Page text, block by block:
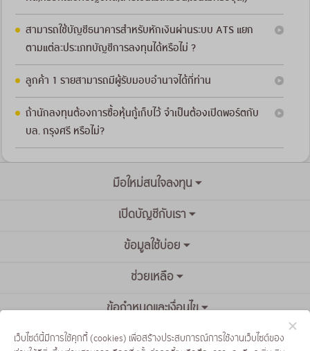
สามารถใช้บัญชีธนาคารสำหรับหักเงินผ่านระบบ ATS แยก
ตามแต่ละประเภทบัญชีการลงทุนได้หรือไม่ ?
ลูกค้า 1 รายสามารถมีผู้รับมอบอำนาจได้กี่ท่าน
ถ้านักลงทุนต้องการซื้อหุ้นกู้เก็บไว้ จำเป็นต้องเปิดพอร์ตกับ
บล. กรุงศรี หรือไม่?
มือใหม่สนใจลงทุน
เปิดบัญชีกับเรา
ข้อมูลใช้บ่อย
ช่วยเหลือ
ข้อกำหนดและเงื่อนไข
เว็บไซต์นี้มีการใช้คุกกี้ (cookies) เพื่อสร้างประสบการณ์การใช้งานเว็บไซต์ของ